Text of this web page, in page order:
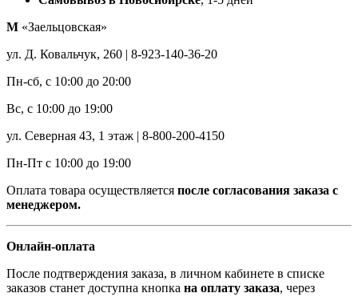
М «Заельцовская»
ул. Д. Ковальчук, 260 | 8-923-140-36-20
Пн-сб, с 10:00 до 20:00
Вс, с 10:00 до 19:00
ул. Северная 43, 1 этаж | 8-800-200-4150
Пн-Пт с 10:00 до 19:00
Оплата товара осуществляется после согласования заказа с
менеджером.
Онлайн-оплата
После подтверждения заказа, в личном кабинете в списке
заказов станет доступна кнопка на оплату заказа, через